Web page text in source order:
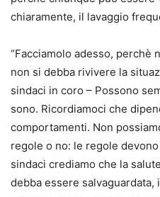
chiaramente, il lavaggio
“Facciamolo adesso, perchè
non si debba rivivere la
sindaci in coro – Possono
sono. Ricordiamoci che
comportamenti. Non
regole o no: le regole
sindaci crediamo che la
debba essere